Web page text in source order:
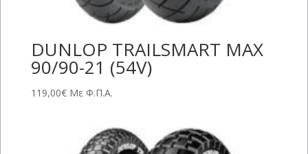
DUNLOP TRAILSMART MAX
90/90-21 (54V)
119,00€ Με Φ.Π.Α.